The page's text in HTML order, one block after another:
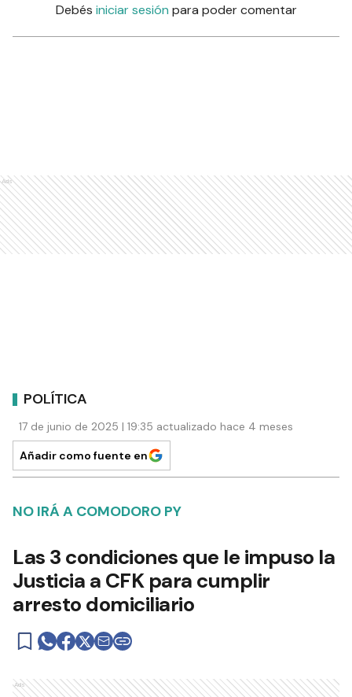
Debés iniciar sesión para poder comentar
Ads
POLÍTICA
17 de junio de 2025 | 19:35 actualizado hace 4 meses
Añadir como fuente en
NO IRÁ A COMODORO PY
Las 3 condiciones que le impuso la
Justicia a CFK para cumplir
arresto domiciliario
Ads